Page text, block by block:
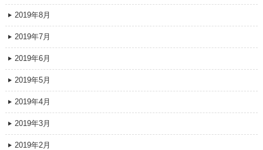
2019年8月
2019年7月
2019年6月
2019年5月
2019年4月
2019年3月
2019年2月